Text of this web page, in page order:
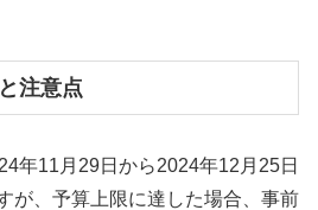
注意点
年11月29日から2024年12月25日
が、予算上限に達した場合、事前